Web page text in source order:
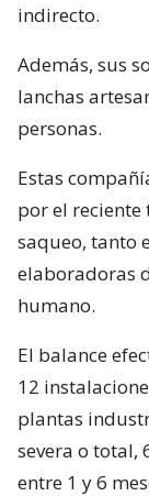
indirecto.
Además, sus
lanchas
personas.
Estas
por el
saqueo, tanto
elaboradoras
humano.
El balance
12
plantas
severa o total,
entre 1 y 6